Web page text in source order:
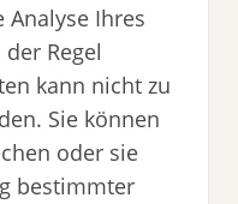
Ihres
Regel
kann nicht zu
Sie können
oder sie
bestimmter